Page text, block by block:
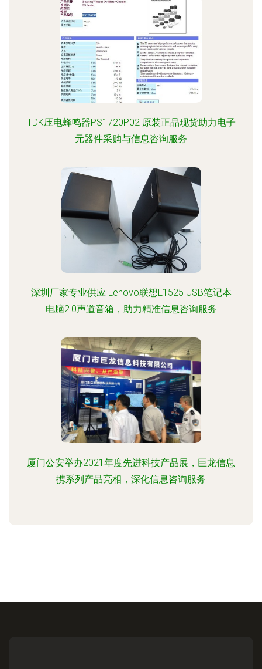
TDK压电蜂鸣器PS1720P02 原装正品现货助力电子
元器件采购与信息咨询服务
深圳厂家专业供应 Lenovo联想L1525 USB笔记本
电脑2.0声道音箱，助力精准信息咨询服务
厦门公安举办2021年度先进科技产品展，巨龙信息
携系列产品亮相，深化信息咨询服务